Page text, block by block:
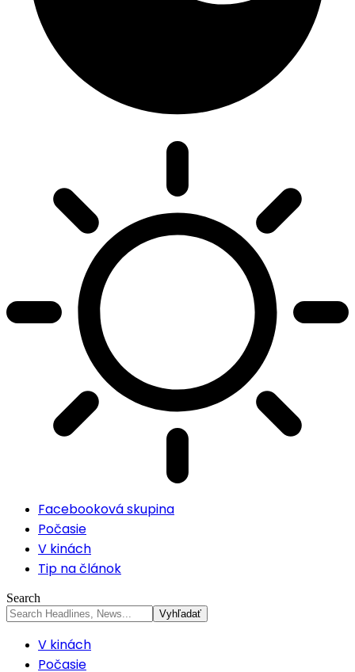
Facebooková skupina
Počasie
V kinách
Tip na článok
Search
V kinách
Počasie